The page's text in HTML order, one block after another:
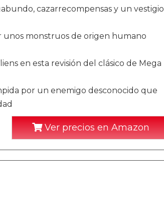
cazarrecompensas y un vestigio
unos monstruos de origen humano
en esta revisión del clásico de Mega
por un enemigo desconocido que
Ver precios en Amazon